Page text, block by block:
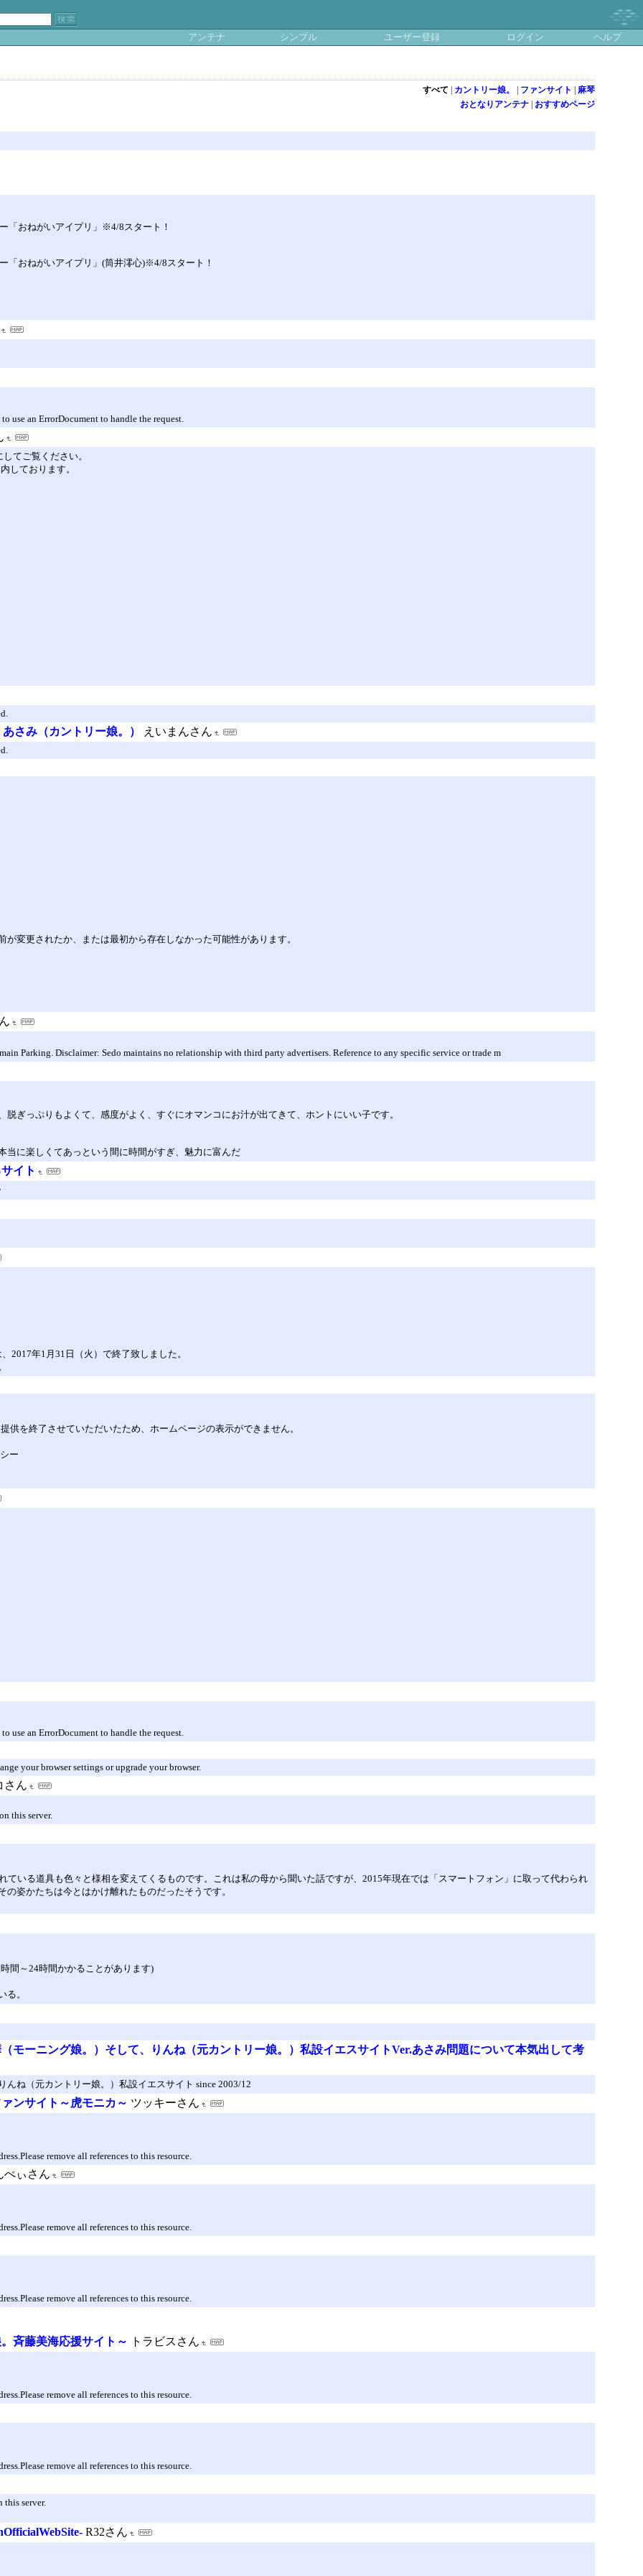
アンテナ シンプル ユーザー登録 ログイン ヘルプ
すべて カントリー娘。 ファンサイト
麻琴
おとなりアンテナ| おすすめページ
「おねがいアイプリ」※4/8スタート！
「おねがいアイプリ」(筒井澪心)※4/8スタート！
use an ErrorDocument to handle the request.
てご覧ください。
しております。
さみ（カントリー娘。） えいまんさん
変更されたか、または最初から存在しなかった可能性があります。
Parking. Disclaimer: Sedo maintains no relationship with third party advertisers. Reference to any specific service or trade m
ぎっぷりもよくて、感度がよく、すぐにオマンコにお汁が出てきて、ホントにいい子です。
に楽しくてあっという間に時間がすぎ、魅力に富んだ
イト
2017年1月31日（火）で終了致しました。
供を終了させていただいたため、ホームページの表示ができません。
ー
use an ErrorDocument to handle the request.
your browser settings or upgrade your browser.
さん
this server.
いる道具も色々と様相を変えてくるものです。これは私の母から聞いた話ですが、2015年現在では「スマートフォン」に取って代わられ
姿かたちは今とはかけ離れたものだったそうです。
間～24時間かかることがあります)
る。
モーニング娘。）そして、りんね（元カントリー娘。）私設イエスサイトVer.あさみ問題について本気出して考
ね（元カントリー娘。）私設イエスサイト since 2003/12
ンサイト～虎モニカ～ ツッキーさん
remove all references to this resource.
ぺぃさん
remove all references to this resource.
remove all references to this resource.
斉藤美海応援サイト～ トラビスさん
remove all references to this resource.
remove all references to this resource.
this server.
R32さん